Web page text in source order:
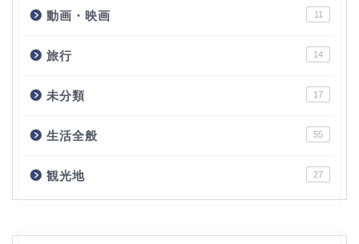
動画・映画 11
旅行 14
未分類 17
生活全般 55
観光地 27